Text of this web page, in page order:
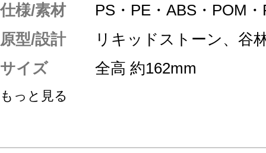
仕様/素材
PS・PE・ABS・POM
原型/設計
リキッドストーン、谷
サイズ
全高 約162mm
もっと見る